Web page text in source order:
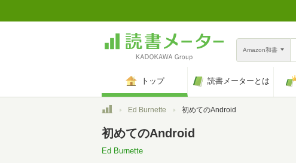
Amazon和書
トップ 読書メーターとは
トップEd Burnette 初めてのAndroid
初めてのAndroid
Ed Burnette